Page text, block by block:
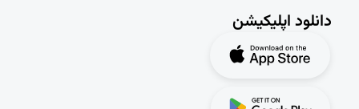
دانلود اپلیکیشن